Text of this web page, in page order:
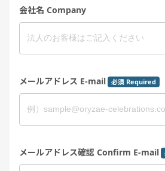
会社名 Company
メールアドレス E-mail 必須 Required
メールアドレス確認 Confirm E-mail